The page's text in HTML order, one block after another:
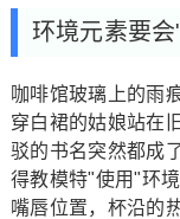
环境元素要
咖啡馆玻璃上的雨
穿白裙的姑娘站在
驳的书名突然都成
得教模特"使用"环
嘴唇位置，杯沿的